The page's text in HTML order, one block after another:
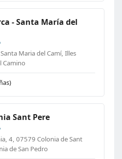
- Santa María del
Maria del Camí, Illes
Camino
Sant Pere
4, 07579 Colonia de Sant
de San Pedro